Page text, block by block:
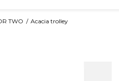
TWO / Acacia trolley